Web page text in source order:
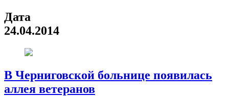
Дата
24.04.2014
В Черниговской больнице появилась
аллея ветеранов